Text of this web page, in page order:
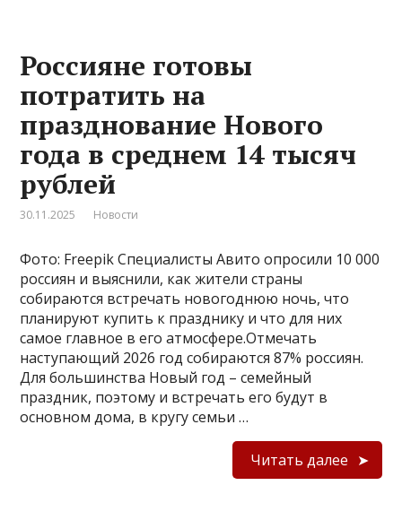
Россияне готовы
потратить на
празднование Нового
года в среднем 14 тысяч
рублей
30.11.2025 Новости
Фото: Freepik Специалисты Авито опросили 10 000
россиян и выяснили, как жители страны
собираются встречать новогоднюю ночь, что
планируют купить к празднику и что для них
самое главное в его атмосфере.Отмечать
наступающий 2026 год собираются 87% россиян.
Для большинства Новый год – семейный
праздник, поэтому и встречать его будут в
основном дома, в кругу семьи …
Читать далее